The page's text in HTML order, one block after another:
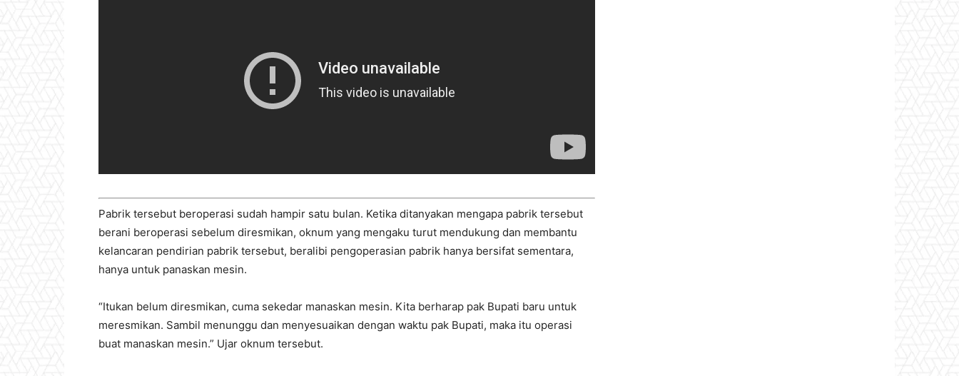
Pabrik tersebut beroperasi sudah hampir satu bulan. Ketika ditanyakan mengapa pabrik tersebut
berani beroperasi sebelum diresmikan, oknum yang mengaku turut mendukung dan membantu
kelancaran pendirian pabrik tersebut, beralibi pengoperasian pabrik hanya bersifat sementara,
hanya untuk panaskan mesin.
“Itukan belum diresmikan, cuma sekedar manaskan mesin. Kita berharap pak Bupati baru untuk
meresmikan. Sambil menunggu dan menyesuaikan dengan waktu pak Bupati, maka itu operasi
buat manaskan mesin.” Ujar oknum tersebut.